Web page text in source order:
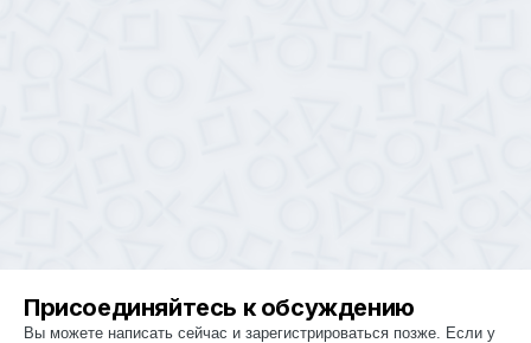
Присоединяйтесь к обсуждению
Вы можете написать сейчас и зарегистрироваться позже. Если у